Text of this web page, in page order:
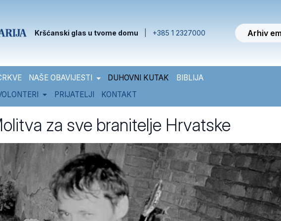
Kršćanski glas u tvome domu +385 1 2327000 Arhiv
NAŠE OBAVIJESTI DUHOVNI KUTAK
BIBLIJA
PRIJATELJI KONTAKT
za sve branitelje Hrvatske